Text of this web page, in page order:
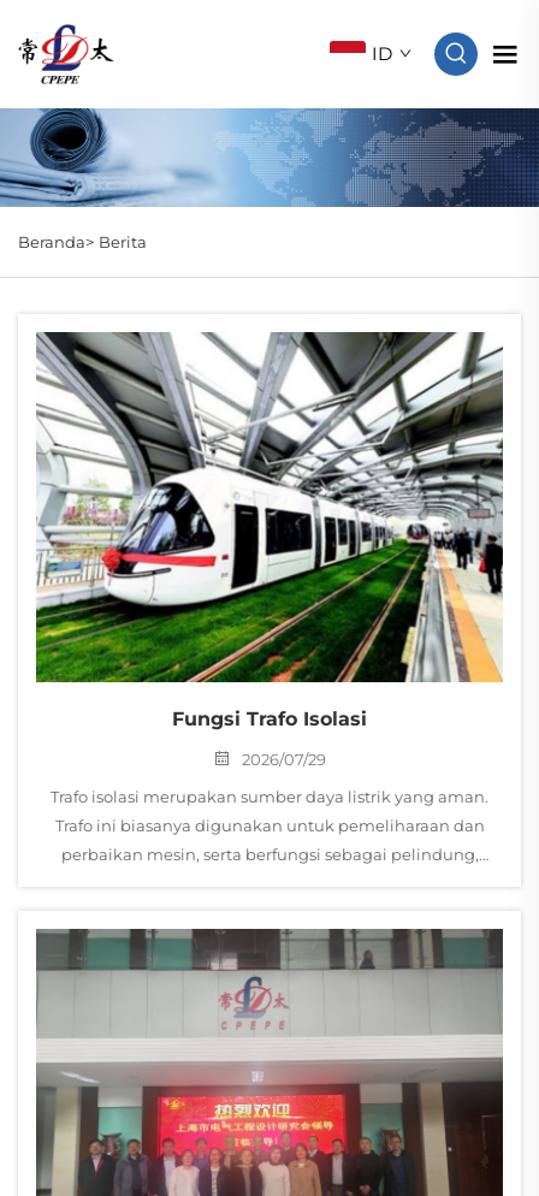
ID
Beranda> Berita
Fungsi Trafo Isolasi
2026/07/29
Trafo isolasi merupakan sumber daya listrik yang aman.
Trafo ini biasanya digunakan untuk pemeliharaan dan
perbaikan mesin, serta berfungsi sebagai pelindung,